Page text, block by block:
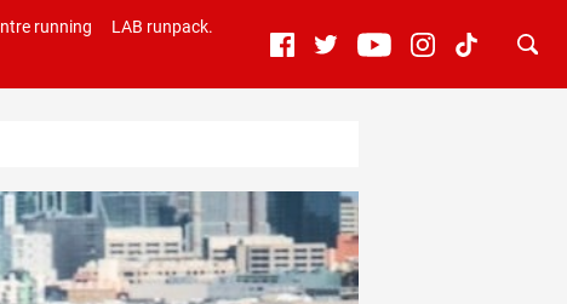
running
LAB runpack.